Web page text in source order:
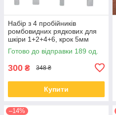
Набір з 4 пробійників
ромбовидних рядкових для
шкіри 1+2+4+6, крок 5мм
Готово до відправки 189 од.
300 ₴ 348 ₴
Купити
–14%